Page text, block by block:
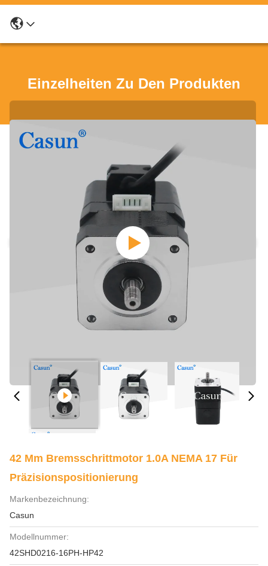
Einzelheiten Zu Den Produkten
42 Mm Bremsschrittmotor 1.0A NEMA 17 Für
Präzisionspositionierung
Markenbezeichnung:
Casun
Modellnummer:
42SHD0216-16PH-HP42